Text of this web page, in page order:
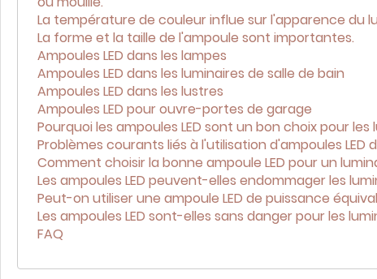
La température de couleur influe sur l'apparence du
La forme et la taille de l'ampoule sont importantes.
Ampoules LED dans les lampes
Ampoules LED dans les luminaires de salle de bain
Ampoules LED dans les lustres
Ampoules LED pour ouvre-portes de garage
Pourquoi les ampoules LED sont un bon choix pour les
Problèmes courants liés à l'utilisation d'ampoules LED
Comment choisir la bonne ampoule LED pour un
Les ampoules LED peuvent-elles endommager les
Peut-on utiliser une ampoule LED de puissance
Les ampoules LED sont-elles sans danger pour les
FAQ